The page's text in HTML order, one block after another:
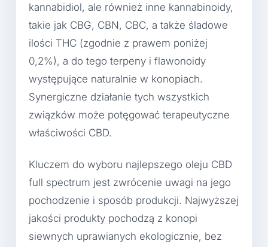
kannabidiol, ale również inne kannabinoidy,
takie jak CBG, CBN, CBC, a także śladowe
ilości THC (zgodnie z prawem poniżej
0,2%), a do tego terpeny i flawonoidy
występujące naturalnie w konopiach.
Synergiczne działanie tych wszystkich
związków może potęgować terapeutyczne
właściwości CBD.
Kluczem do wyboru najlepszego oleju CBD
full spectrum jest zwrócenie uwagi na jego
pochodzenie i sposób produkcji. Najwyższej
jakości produkty pochodzą z konopi
siewnych uprawianych ekologicznie, bez